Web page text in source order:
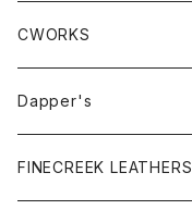
S / S ハニカムサーマル
L / S RIB
L / S ハニカムサーマル
CWORKS
Dapper's
Cap & Hat
FINECREEK LEATHERS